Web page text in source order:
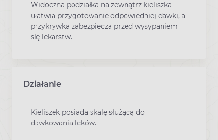
Widoczna podziałka na zewnątrz kieliszka
ułatwia przygotowanie odpowiedniej dawki, a
przykrywka zabezpiecza przed wysypaniem
się lekarstw.
Działanie
Kieliszek posiada skalę służącą do
dawkowania leków.